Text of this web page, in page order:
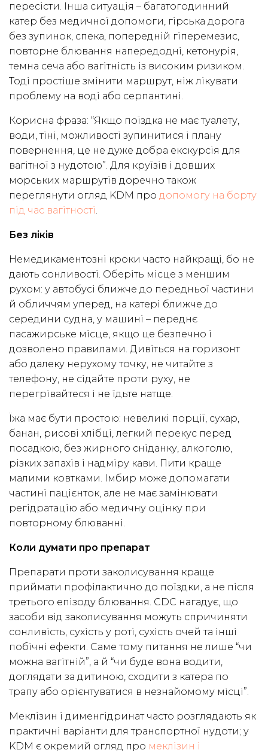
пересісти. Інша ситуація – багатогодинний
катер без медичної допомоги, гірська дорога
без зупинок, спека, попередній гіперемезис,
повторне блювання напередодні, кетонурія,
темна сеча або вагітність із високим ризиком.
Тоді простіше змінити маршрут, ніж лікувати
проблему на воді або серпантині.
Корисна фраза: “Якщо поїздка не має туалету,
води, тіні, можливості зупинитися і плану
повернення, це не дуже добра екскурсія для
вагітної з нудотою”. Для круїзів і довших
морських маршрутів доречно також
переглянути огляд KDM про допомогу на борту
під час вагітності.
Без ліків
Немедикаментозні кроки часто найкращі, бо не
дають сонливості. Оберіть місце з меншим
рухом: у автобусі ближче до передньої частини
й обличчям уперед, на катері ближче до
середини судна, у машині – переднє
пасажирське місце, якщо це безпечно і
дозволено правилами. Дивіться на горизонт
або далеку нерухому точку, не читайте з
телефону, не сідайте проти руху, не
перегрівайтеся і не їдьте натще.
Їжа має бути простою: невеликі порції, сухар,
банан, рисові хлібці, легкий перекус перед
посадкою, без жирного сніданку, алкоголю,
різких запахів і надміру кави. Пити краще
малими ковтками. Імбир може допомагати
частині пацієнток, але не має замінювати
регідратацію або медичну оцінку при
повторному блюванні.
Коли думати про препарат
Препарати проти заколисування краще
приймати профілактично до поїздки, а не після
третього епізоду блювання. CDC нагадує, що
засоби від заколисування можуть спричиняти
сонливість, сухість у роті, сухість очей та інші
побічні ефекти. Саме тому питання не лише “чи
можна вагітній”, а й “чи буде вона водити,
доглядати за дитиною, сходити з катера по
трапу або орієнтуватися в незнайомому місці”.
Меклізин і дименгідринат часто розглядають як
практичні варіанти для транспортної нудоти; у
KDM є окремий огляд про меклізин і